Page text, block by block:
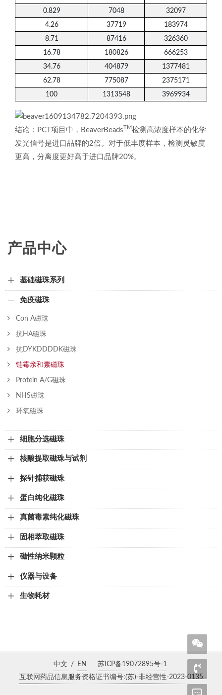
0.829
7048
32097
4.26
37719
183974
8.71
87416
326360
16.78
180826
666253
34.76
404879
1377481
62.78
775087
2375171
100
1313548 3969934
结论：PCT项目中，BeaverBeadsTM检测高浓度样本的化学
发光信号是进口品牌的2倍。对于低丰度样本，检测灵敏度
更高，分离度更好高于进口品牌20%。
产品中心
基础磁珠系列
免疫磁珠
Con A磁珠
抗HA磁珠
抗DYKDDDDK磁珠
链霉亲和素磁珠
Protein A/G磁珠
NHS磁珠
环氧磁珠
细胞分选磁珠
核酸提取磁珠与试剂
探针捕获磁珠
蛋白纯化磁珠
真菌毒素纯化磁珠
固相萃取磁珠
磁性纳米颗粒
仪器与设备
生物耗材
中文 / EN
苏ICP备19072895号-1
互联网药品信息服务资格证书编号:(苏)-非经营性-2023-0135